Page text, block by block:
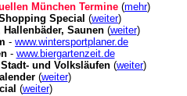
München Termine (mehr)
Special (weiter)
Hallenbäder, Saunen(weiter)
- www.wintersportplaner.de
- www.biergartenzeit.de
Stadt- und Volksläufen (weiter)
(weiter)
(weiter)